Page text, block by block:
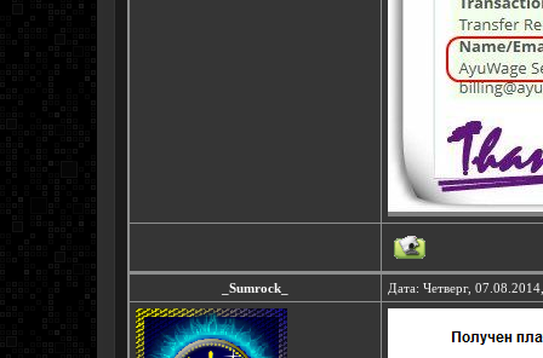
_Sumrock_ Дата: Четверг,